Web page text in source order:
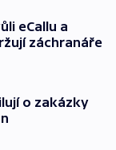
eCallu a
záchranáře
o zakázky